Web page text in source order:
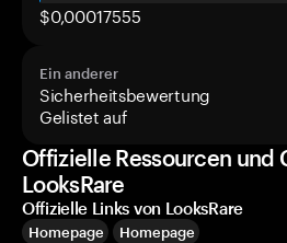
$0,00017555
Ein anderer
Sicherheitsbewertung
Gelistet auf
Offizielle Ressourcen und
LooksRare
Offizielle Links von LooksRare
Homepage Homepage